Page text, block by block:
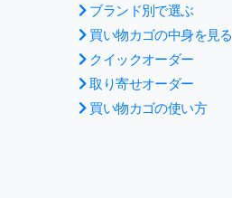
ブランド別で選ぶ
買い物カゴの中身を見る
クイックオーダー
取り寄せオーダー
買い物カゴの使い方